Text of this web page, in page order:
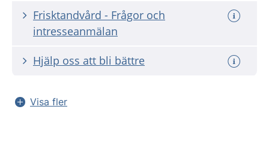
Frisktandvård - Frågor och
intresseanmälan
Hjälp oss att bli bättre
Visa fler